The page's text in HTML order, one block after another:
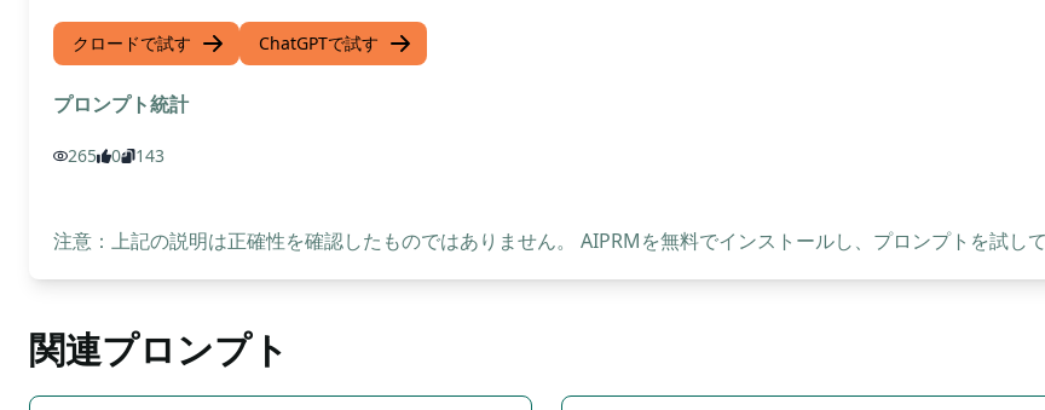
クロードで試す ChatGPTで試す
プロンプト統計
265 0 143
注意：上記の説明は正確性を確認したものではありません。 AIPRMを無料でインストールし、プロンプトを試し
関連プロンプト